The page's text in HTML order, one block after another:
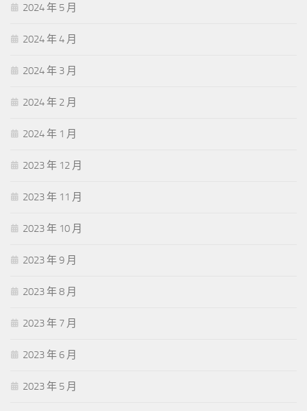
2024 年 5 月
2024 年 4 月
2024 年 3 月
2024 年 2 月
2024 年 1 月
2023 年 12 月
2023 年 11 月
2023 年 10 月
2023 年 9 月
2023 年 8 月
2023 年 7 月
2023 年 6 月
2023 年 5 月